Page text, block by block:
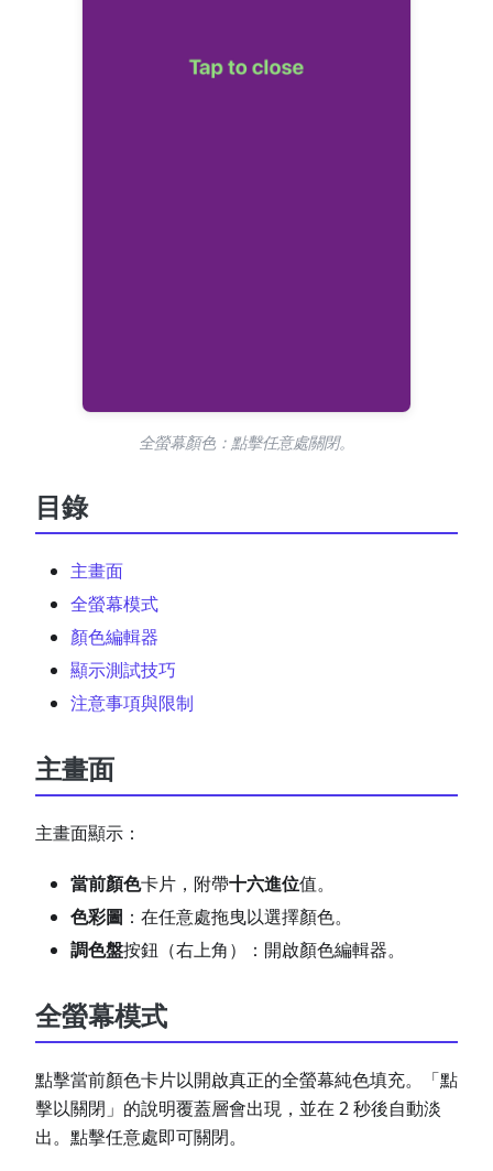
全螢幕顏色：點擊任意處關閉。
目錄
主畫面
全螢幕模式
顏色編輯器
顯示測試技巧
注意事項與限制
主畫面
主畫面顯示：
當前顏色卡片，附帶十六進位值。
色彩圖 ：在任意處拖曳以選擇顏色。
調色盤按鈕（右上角）：開啟顏色編輯器。
全螢幕模式
點擊當前顏色卡片以開啟真正的全螢幕純色填充。「點
擊以關閉」的說明覆蓋層會出現，並在 2 秒後自動淡
出。點擊任意處即可關閉。